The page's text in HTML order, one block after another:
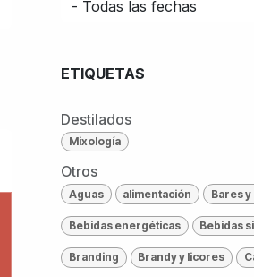
ETIQUETAS
Destilados
Mixología
Otros
Aguas alimentación Bares
Bebidas energéticas Bebidas
Branding Brandy y licores